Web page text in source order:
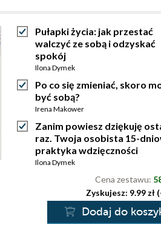
Pułapki życia: jak przestać
walczyć ze sobą i odzyskać
spokój
Ilona Dymek
Po co się zmieniać, skoro
być sobą?
Irena Makower
Zanim powiesz dziękuję
raz. Twoja osobista 15-
praktyka wdzięczności
Ilona Dymek
Cena zestawu:
Zyskujesz: 9.99 zł
Dodaj do